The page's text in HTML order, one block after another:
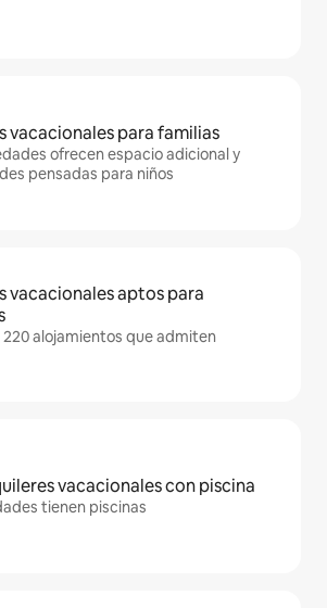
vacacionales para familias
ofrecen espacio adicional y
pensadas para niños
vacacionales aptos para
220 alojamientos que admiten
vacacionales con piscina
tienen piscinas